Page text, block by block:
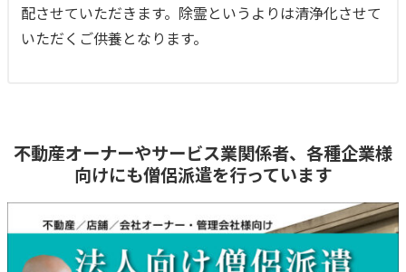
配させていただきます。除霊というよりは清浄化させて
いただくご供養となります。
不動産オーナーやサービス業関係者、各種企業様
向けにも僧侶派遣を行っています